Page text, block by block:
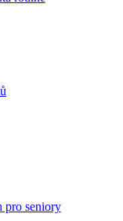
pro seniory